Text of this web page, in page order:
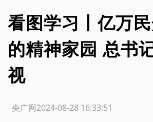
看图学习丨亿万
的精神家园 总书
视
2024-08-28 16:33:51
：央广网